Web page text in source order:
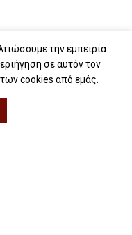
την εμπειρία
σε αυτόν τον
cookies από εμάς.